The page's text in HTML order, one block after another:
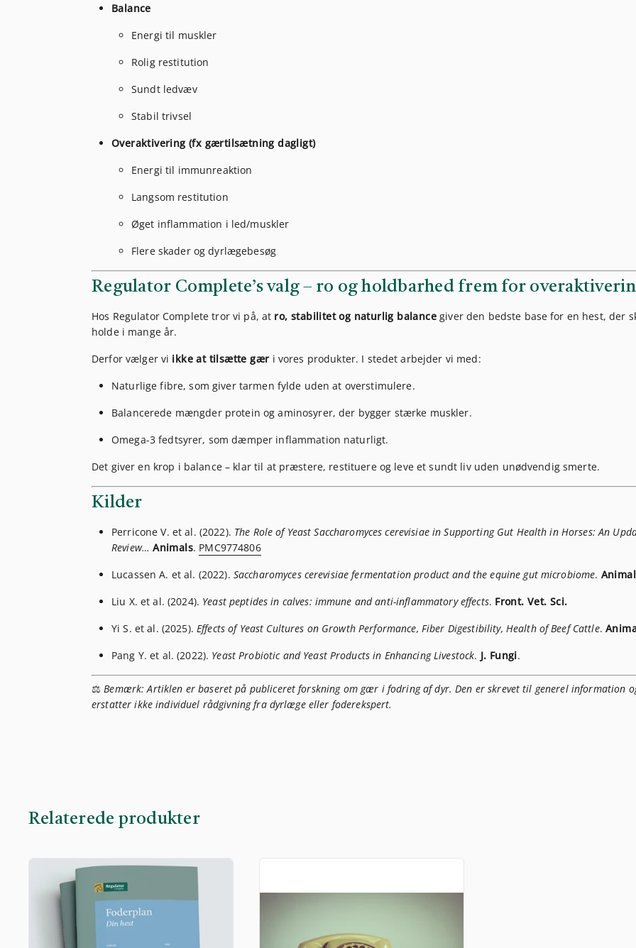
Balance
Energi til muskler
Rolig restitution
Sundt ledvæv
Stabil trivsel
Overaktivering (fx gærtilsætning dagligt)
Energi til immunreaktion
Langsom restitution
Øget inflammation i led/muskler
Flere skader og dyrlægebesøg
Regulator Complete’s valg – ro og holdbarhed frem for
Hos Regulator Complete tror vi på, at ro, stabilitet og naturlig balancegiver den bedste base for en hest, der
holde i mange år.
Derfor vælger vi ikke at tilsætte gæri vores produkter. I stedet arbejder vi med:
Naturlige fibre, som giver tarmen fylde uden at overstimulere.
Balancerede mængder protein og aminosyrer, der bygger stærke muskler.
Omega-3 fedtsyrer, som dæmper inflammation naturligt.
Det giver en krop i balance – klar til at præstere, restituere og leve et sundt liv uden unødvendig smerte.
Kilder
Perricone V. et al. (2022). The Role of Yeast Saccharomyces cerevisiae in Supporting Gut Health in Horses: An
Review… Animals. PMC9774806
Lucassen A. et al. (2022). Saccharomyces cerevisiae fermentation product and the equine gut microbiome.
Liu X. et al. (2024). Yeast peptides in calves: immune and anti-inflammatory effects. Front. Vet. Sci.
Yi S. et al. (2025). Effects of Yeast Cultures on Growth Performance, Fiber Digestibility, Health of Beef Cattle.
Pang Y. et al. (2022). Yeast Probiotic and Yeast Products in Enhancing Livestock. J. Fungi.
⚖️Bemærk: Artiklen er baseret på publiceret forskning om gær i fodring af dyr. Den er skrevet til generel information
erstatter ikke individuel rådgivning fra dyrlæge eller foderekspert.
Relaterede produkter